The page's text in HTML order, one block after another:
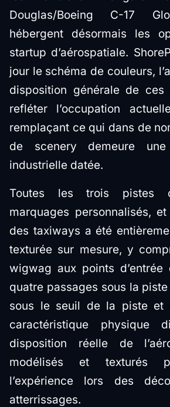
Douglas/Boeing C-17
hébergent désormais les
startup d’aérospatiale.
jour le schéma de couleurs,
disposition générale de ces
refléter l’occupation
remplaçant ce qui dans de
de scenery demeure une
industrielle datée.
Toutes les trois pistes
marquages personnalisés,
des taxiways a été
texturée sur mesure, y
wigwag aux points d’entrée
quatre passages sous la
sous le seuil de la piste et
caractéristique physique
disposition réelle de
modélisés et texturés
l’expérience lors des
atterrissages.